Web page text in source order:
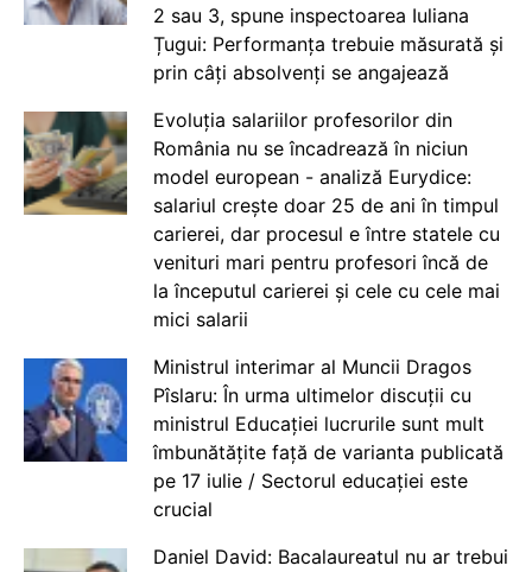
2 sau 3, spune inspectoarea Iuliana
Țugui: Performanța trebuie măsurată și
prin câți absolvenți se angajează
Evoluția salariilor profesorilor din
România nu se încadrează în niciun
model european - analiză Eurydice:
salariul crește doar 25 de ani în timpul
carierei, dar procesul e între statele cu
venituri mari pentru profesori încă de
la începutul carierei și cele cu cele mai
mici salarii
Ministrul interimar al Muncii Dragos
Pîslaru: În urma ultimelor discuții cu
ministrul Educației lucrurile sunt mult
îmbunătățite față de varianta publicată
pe 17 iulie / Sectorul educației este
crucial
Daniel David: Bacalaureatul nu ar trebui